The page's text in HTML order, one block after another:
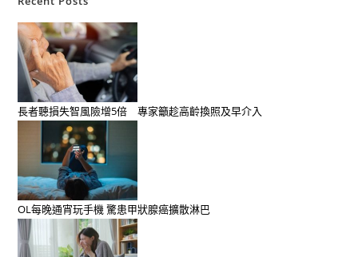
長者聽損失智風險增5倍 專家籲趁高齡換照及早介入
OL每晚通宵玩手機 驚患甲狀腺癌擴散淋巴